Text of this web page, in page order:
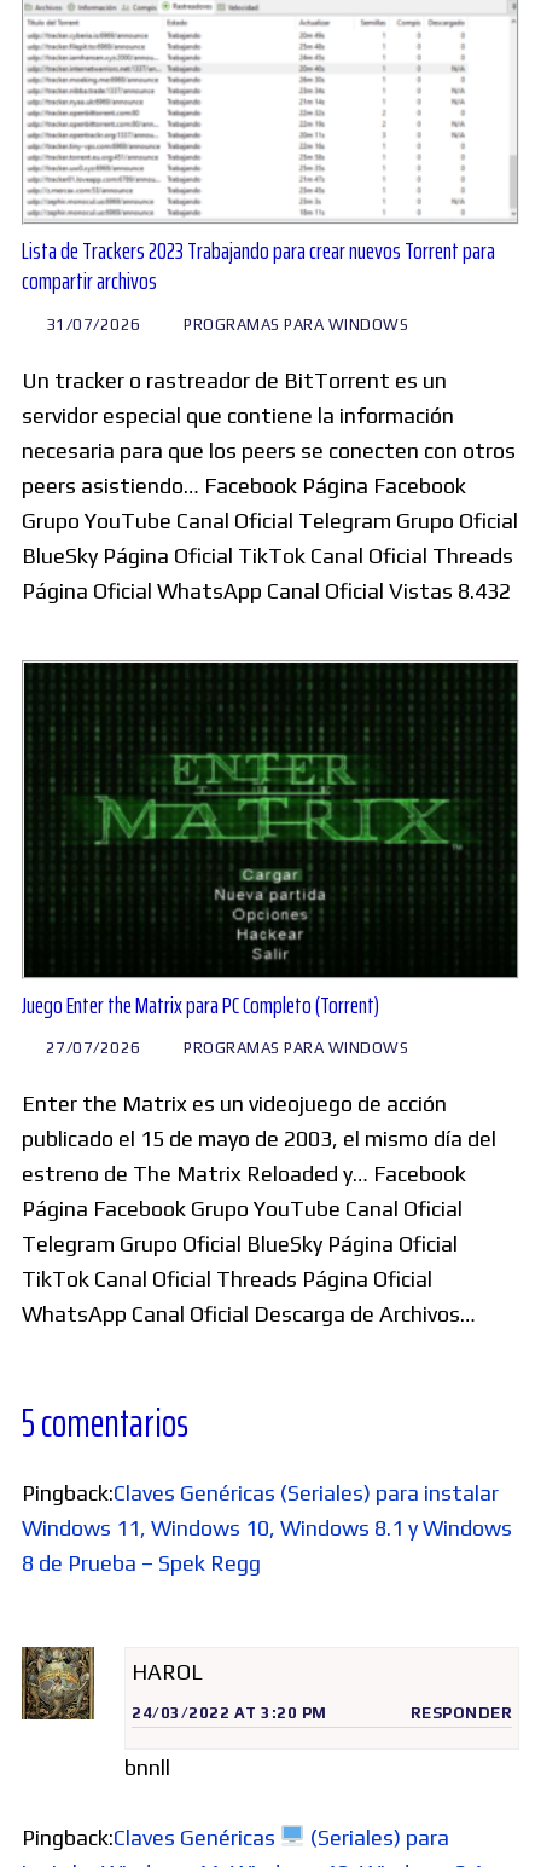
Lista de Trackers 2023 Trabajando para crear nuevos Torrent para
compartir archivos
31/07/2026 PROGRAMAS PARA WINDOWS
Un tracker o rastreador de BitTorrent es un
servidor especial que contiene la información
necesaria para que los peers se conecten con otros
peers asistiendo… Facebook Página Facebook
Grupo YouTube Canal Oficial Telegram Grupo Oficial
BlueSky Página Oficial TikTok Canal Oficial Threads
Página Oficial WhatsApp Canal Oficial Vistas 8.432
Juego Enter the Matrix para PC Completo (Torrent)
27/07/2026 PROGRAMAS PARA WINDOWS
Enter the Matrix es un videojuego de acción
publicado el 15 de mayo de 2003, el mismo día del
estreno de The Matrix Reloaded y… Facebook
Página Facebook Grupo YouTube Canal Oficial
Telegram Grupo Oficial BlueSky Página Oficial
TikTok Canal Oficial Threads Página Oficial
WhatsApp Canal Oficial Descarga de Archivos…
5 comentarios
Pingback:Claves Genéricas (Seriales) para instalar
Windows 11, Windows 10, Windows 8.1 y Windows
8 de Prueba – Spek Regg
HAROL
24/03/2022 AT 3:20 PM RESPONDER
bnnll
Pingback:Claves Genéricas
(Seriales) para